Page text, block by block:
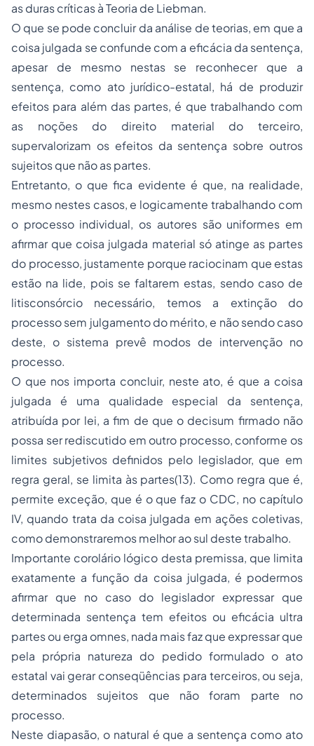
as duras críticas à Teoria de Liebman.
O que se pode concluir da análise de teorias, em que a
coisa julgada se confunde com a eficácia da sentença,
apesar de mesmo nestas se reconhecer que a
sentença, como ato jurídico-estatal, há de produzir
efeitos para além das partes, é que trabalhando com
as noções do direito material do terceiro,
supervalorizam os efeitos da sentença sobre outros
sujeitos que não as partes.
Entretanto, o que fica evidente é que, na realidade,
mesmo nestes casos, e logicamente trabalhando com
o processo individual, os autores são uniformes em
afirmar que coisa julgada material só atinge as partes
do processo, justamente porque raciocinam que estas
estão na lide, pois se faltarem estas, sendo caso de
litisconsórcio necessário, temos a extinção do
processo sem julgamento do mérito, e não sendo caso
deste, o sistema prevê modos de intervenção no
processo.
O que nos importa concluir, neste ato, é que a coisa
julgada é uma qualidade especial da sentença,
atribuída por lei, a fim de que o decisum firmado não
possa ser rediscutido em outro processo, conforme os
limites subjetivos definidos pelo legislador, que em
regra geral, se limita às partes(13). Como regra que é,
permite exceção, que é o que faz o CDC, no capítulo
IV, quando trata da coisa julgada em ações coletivas,
como demonstraremos melhor ao sul deste trabalho.
Importante corolário lógico desta premissa, que limita
exatamente a função da coisa julgada, é podermos
afirmar que no caso do legislador expressar que
determinada sentença tem efeitos ou eficácia ultra
partesou erga omnes, nada mais faz que expressar que
pela própria natureza do pedido formulado o ato
estatal vai gerar conseqüências para terceiros, ou seja,
determinados sujeitos que não foram parte no
processo.
Neste diapasão, o natural é que a sentença como ato